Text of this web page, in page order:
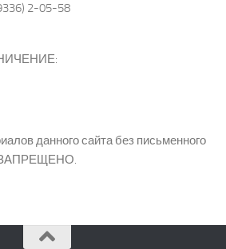
2-05-58
данного сайта без письменного
ЗАПРЕЩЕНО.